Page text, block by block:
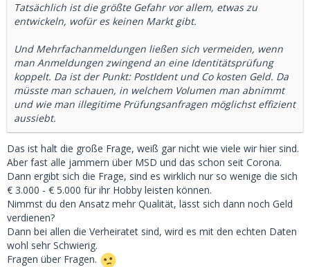
Tatsächlich ist die größte Gefahr vor allem, etwas zu
entwickeln, wofür es keinen Markt gibt.
Und Mehrfachanmeldungen ließen sich vermeiden, wenn
man Anmeldungen zwingend an eine Identitätsprüfung
koppelt. Da ist der Punkt: PostIdent und Co kosten Geld. Da
müsste man schauen, in welchem Volumen man abnimmt
und wie man illegitime Prüfungsanfragen möglichst effizient
aussiebt.
Das ist halt die große Frage, weiß gar nicht wie viele wir hier sind.
Aber fast alle jammern über MSD und das schon seit Corona.
Dann ergibt sich die Frage, sind es wirklich nur so wenige die sich
€ 3.000 - € 5.000 für ihr Hobby leisten können.
Nimmst du den Ansatz mehr Qualität, lässt sich dann noch Geld
verdienen?
Dann bei allen die Verheiratet sind, wird es mit den echten Daten
wohl sehr Schwierig.
Fragen über Fragen.